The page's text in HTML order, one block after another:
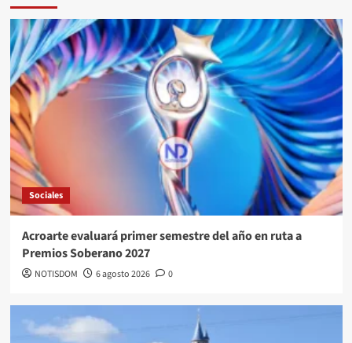
Sociales
Acroarte evaluará primer semestre del año en ruta a
Premios Soberano 2027
NOTISDOM 6 agosto 2026 0